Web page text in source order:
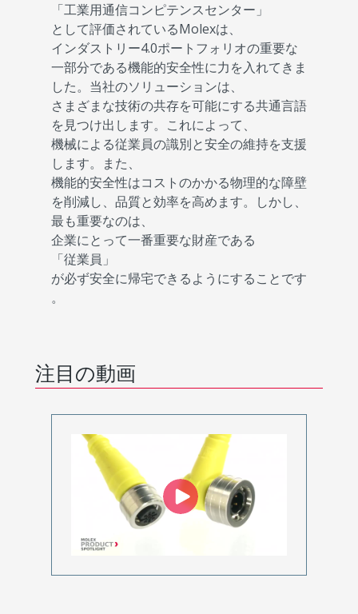
「工業用通信コンピテンスセンター」
として評価されているMolexは、
インダストリー4.0ポートフォリオの重要な
一部分である機能的安全性に力を入れてきま
した。当社のソリューションは、
さまざまな技術の共存を可能にする共通言語
を見つけ出します。これによって、
機械による従業員の識別と安全の維持を支援
します。また、
機能的安全性はコストのかかる物理的な障壁
を削減し、品質と効率を高めます。しかし、
最も重要なのは、
企業にとって一番重要な財産である
「従業員」
が必ず安全に帰宅できるようにすることです
。
注目の動画